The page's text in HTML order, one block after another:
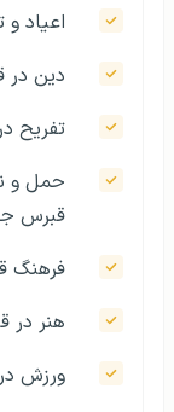
اعیاد
دین در
تفریح
حمل و
قبرس
فرهنگ
هنر در
ورزش